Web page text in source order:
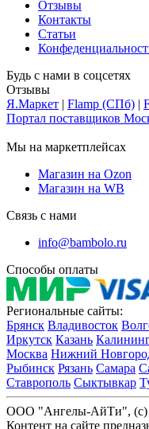
Отзывы
Контакты
Статьи
Будь с нами в соцсетях
Отзывы
Я.Маркет | Flamp (СПб) |
Портал поставщиков
Мы на маркетплейсах
Магазин на Ozon
Магазин на WB
Связь с нами
info@bambolo.ru
Способы оплаты
Региональные сайты:
Брянск Владивосток
Иркутск Казань
Москва Нижний
Рыбинск Рязань Самара
Ставрополь Сыктывкар
ООО "Ангелы-АйТи", (c)
Контент на сайте